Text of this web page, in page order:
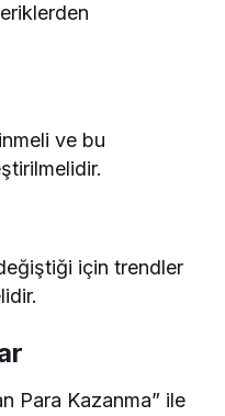
ve bu
için trendler
Para Kazanma” ile